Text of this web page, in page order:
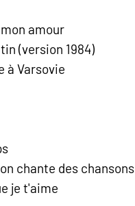
amour
(version 1984)
à Varsovie
chante des chansons
je t'aime